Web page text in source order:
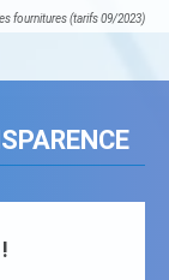
fournitures (tarifs 09/2023)